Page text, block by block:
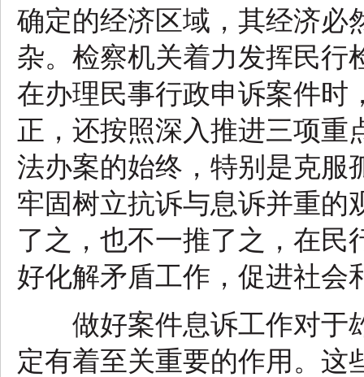
确定的经济区域，其经济必
杂。检察机关着力发挥民行
在办理民事行政申诉案件时
正，还按照深入推进三项重
法办案的始终，特别是克服
牢固树立抗诉与息诉并重的
了之，也不一推了之，在民
好化解矛盾工作，促进社会
做好案件息诉工作对于
定有着至关重要的作用。这